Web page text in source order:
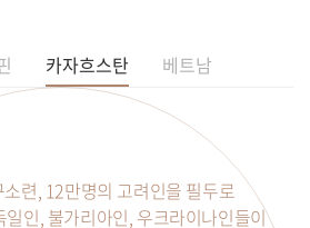
카자흐스탄 베트남
련, 12만명의 고려인을 필두로
인, 불가리아인, 우크라이나인들이